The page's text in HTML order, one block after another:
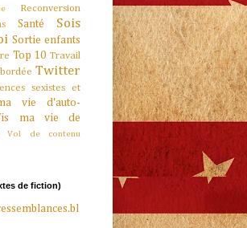
Reconversion
Santé
Sois
Sortie enfants
Top 10 Travail
Twitter
sexistes et
vie d'auto-
ma vie de
Vol de contenu
de fiction)